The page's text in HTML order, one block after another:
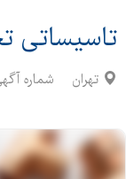
تاسیساتی
تهران شماره